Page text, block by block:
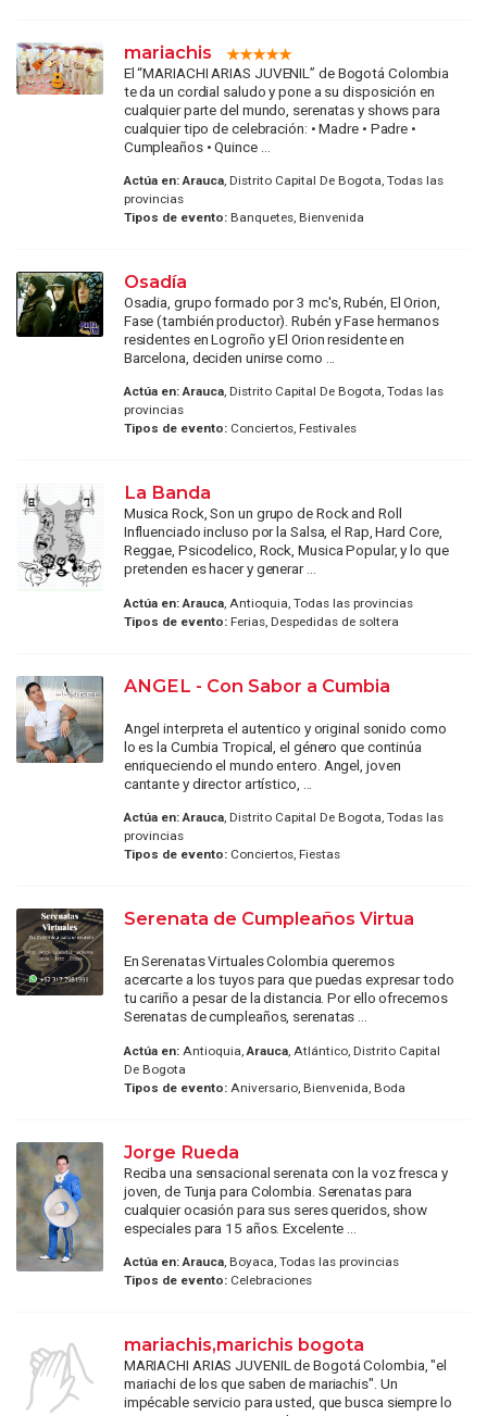
mariachis
El “MARIACHI ARIAS JUVENIL” de Bogotá Colombia
te da un cordial saludo y pone a su disposición en
cualquier parte del mundo, serenatas y shows para
cualquier tipo de celebración: • Madre • Padre •
Cumpleaños • Quince ...
Actúa en: Arauca, Distrito Capital De Bogota, Todas las
provincias
Tipos de evento:Banquetes, Bienvenida
Osadía
Osadia, grupo formado por 3 mc's, Rubén, El Orion,
Fase (también productor). Rubén y Fase hermanos
residentes en Logroño y El Orion residente en
Barcelona, deciden unirse como ...
Actúa en: Arauca, Distrito Capital De Bogota, Todas las
provincias
Tipos de evento:Conciertos, Festivales
La Banda
Musica Rock, Son un grupo de Rock and Roll
Influenciado incluso por la Salsa, el Rap, Hard Core,
Reggae, Psicodelico, Rock, Musica Popular, y lo que
pretenden es hacer y generar ...
Actúa en: Arauca, Antioquia, Todas las provincias
Tipos de evento:Ferias, Despedidas de soltera
ANGEL - Con Sabor a Cumbia
Angel interpreta el autentico y original sonido como
lo es la Cumbia Tropical, el género que continúa
enriqueciendo el mundo entero. Angel, joven
cantante y director artístico, ...
Actúa en: Arauca, Distrito Capital De Bogota, Todas las
provincias
Tipos de evento:Conciertos, Fiestas
Serenata de Cumpleaños Virtua
En Serenatas Virtuales Colombia queremos
acercarte a los tuyos para que puedas expresar todo
tu cariño a pesar de la distancia. Por ello ofrecemos
Serenatas de cumpleaños, serenatas ...
Actúa en:Antioquia, Arauca, Atlántico, Distrito Capital
De Bogota
Tipos de evento:Aniversario, Bienvenida, Boda
Jorge Rueda
Reciba una sensacional serenata con la voz fresca y
joven, de Tunja para Colombia. Serenatas para
cualquier ocasión para sus seres queridos, show
especiales para 15 años. Excelente ...
Actúa en: Arauca, Boyaca, Todas las provincias
Tipos de evento:Celebraciones
mariachis,marichis bogota
MARIACHI ARIAS JUVENIL de Bogotá Colombia, "el
mariachi de los que saben de mariachis". Un
impécable servicio para usted, que busca siempre lo